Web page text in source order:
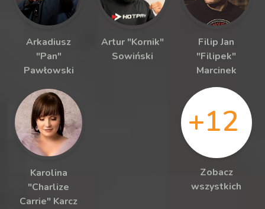
Arkadiusz
"Pan"
Pawłowski
Artur "Kornik"
Sowiński
Filip Jan
"Filipek"
Marcinek
Karolina
"Charlize
Carrie" Karcz
+12
Zobacz
wszystkich